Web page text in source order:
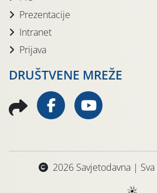
Prezentacije
Intranet
Prijava
DRUŠTVENE MREŽE
2026 Savjetodavna |